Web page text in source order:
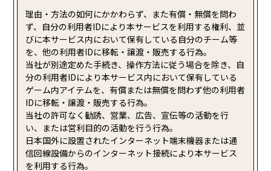
理由・方法の如何にかかわらず、また有償・無償を問わ
ず、自分の利用者IDにより本サービスを利用する権利、並
びに本サービス内において保有している自分のチーム等
を、他の利用者IDに移転・譲渡・販売する行為。
当社が別途定めた手続き、操作方法に従う場合を除き、自
分の利用者IDにより本サービス内において保有している
ゲーム内アイテムを、有償または無償を問わず他の利用者
IDに移転・譲渡・販売する行為。
当社の許可なく勧誘、営業、広告、宣伝等の活動を行
い、または営利目的の活動を行う行為。
日本国外に設置されたインターネット端末機器または通
信回線設備からのインターネット接続により本サービス
を利用する行為。